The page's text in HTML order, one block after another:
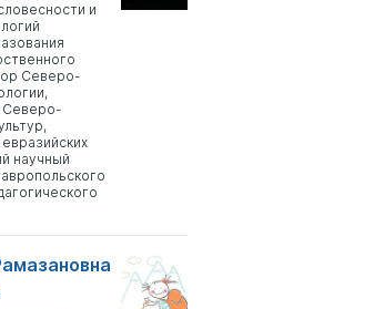
и
Северо-
Северо-
научный